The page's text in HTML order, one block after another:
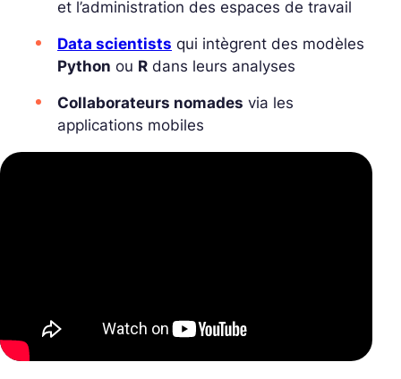
et l’administration des espaces de travail
Data scientists qui intègrent des modèles
Python ou R dans leurs analyses
Collaborateurs nomades via les
applications mobiles